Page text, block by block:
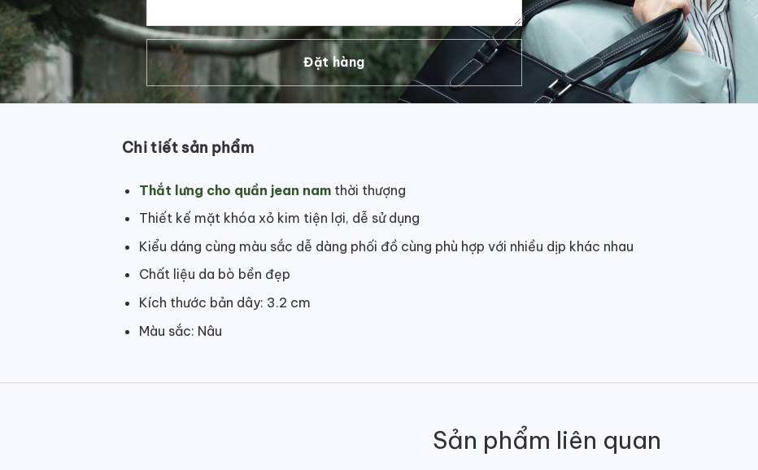
Chi tiết sản phẩm
Thắt lưng cho quần jean namthời thượng
Thiết kế mặt khóa xỏ kim tiện lợi, dễ sử dụng
Kiểu dáng cùng màu sắc dễ dàng phối đồ cùng phù hợp với nhiều dịp khác nhau
Chất liệu da bò bền đẹp
Kích thước bản dây: 3.2 cm
Màu sắc: Nâu
Sản phẩm liên quan